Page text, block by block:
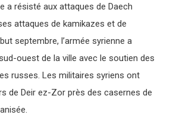
a résisté aux attaques de Daech
attaques de kamikazes et de
septembre, l’armée syrienne a
ouest de la ville avec le soutien des
russes. Les militaires syriens ont
de Deir ez-Zor près des casernes de